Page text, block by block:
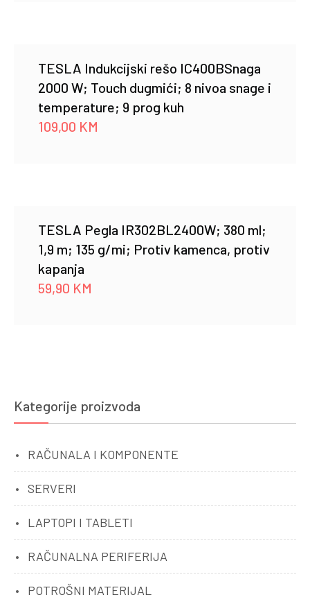
TESLA Indukcijski rešo IC400BSnaga
2000 W; Touch dugmići; 8 nivoa snage i
temperature; 9 prog kuh
109,00 KM
TESLA Pegla IR302BL2400W; 380 ml;
1,9 m; 135 g/mi; Protiv kamenca, protiv
kapanja
59,90 KM
Kategorije proizvoda
RAČUNALA I KOMPONENTE
SERVERI
LAPTOPI I TABLETI
RAČUNALNA PERIFERIJA
POTROŠNI MATERIJAL